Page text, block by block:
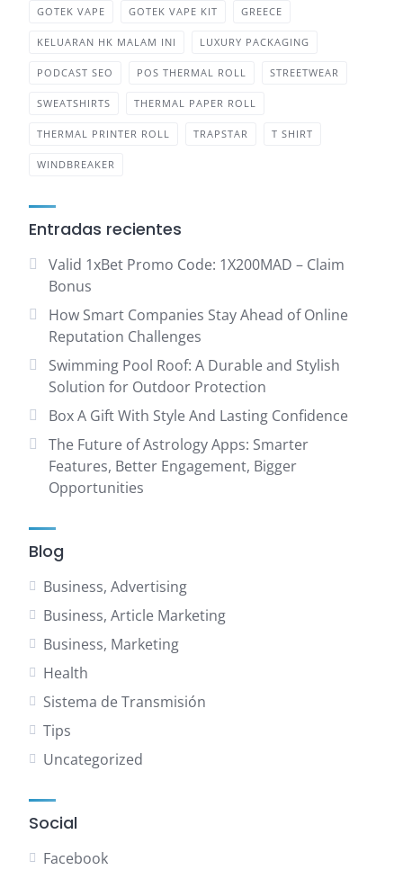
GOTEK VAPE GOTEK VAPE KIT GREECE
KELUARAN HK MALAM INI LUXURY PACKAGING
PODCAST SEO POS THERMAL ROLL STREETWEAR
SWEATSHIRTS THERMAL PAPER ROLL
THERMAL PRINTER ROLL TRAPSTAR T SHIRT
WINDBREAKER
Entradas recientes
Valid 1xBet Promo Code: 1X200MAD – Claim
Bonus
How Smart Companies Stay Ahead of Online
Reputation Challenges
Swimming Pool Roof: A Durable and Stylish
Solution for Outdoor Protection
Box A Gift With Style And Lasting Confidence
The Future of Astrology Apps: Smarter
Features, Better Engagement, Bigger
Opportunities
Blog
Business, Advertising
Business, Article Marketing
Business, Marketing
Health
Sistema de Transmisión
Tips
Uncategorized
Social
Facebook